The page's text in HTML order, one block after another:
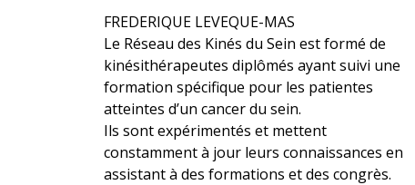
FREDERIQUE LEVEQUE-MAS
Le Réseau des Kinés du Sein est formé de
kinésithérapeutes diplômés ayant suivi une
formation spécifique pour les patientes
atteintes d’un cancer du sein.
Ils sont expérimentés et mettent
constamment à jour leurs connaissances en
assistant à des formations et des congrès.